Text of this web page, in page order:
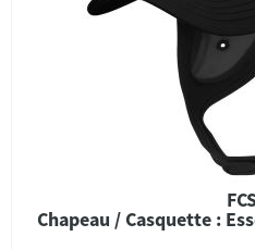
Chapeau / Casquette :